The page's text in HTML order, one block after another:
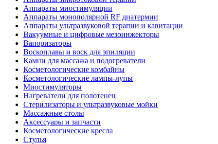
Аппараты миостимуляции
Аппараты монополярной RF диатермии
Аппараты ультразвуковой терапии и кавитации
Вакуумные и цифровые мезоинжекторы
Вапоризаторы
Воскоплавы и воск для эпиляции
Камни для массажа и подогреватели
Косметологические комбайны
Косметологические лампы-лупы
Миостимуляторы
Нагреватели для полотенец
Стерилизаторы и ультразвуковые мойки
Массажные столы
Аксессуары и запчасти
Косметологические кресла
Стулья